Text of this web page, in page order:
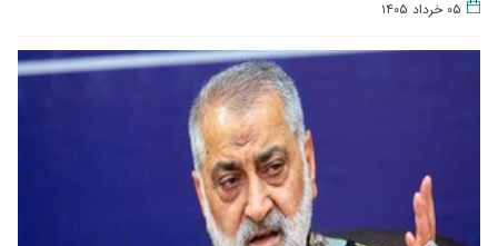
۰۵ خرداد ۱۴۰۵